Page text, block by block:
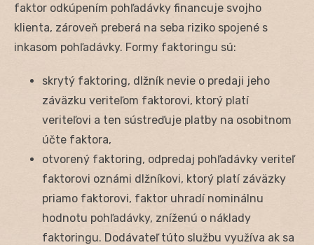
faktor odkúpením pohľadávky financuje svojho
klienta, zároveň preberá na seba riziko spojené s
inkasom pohľadávky. Formy faktoringu sú:
skrytý faktoring, dlžník nevie o predaji jeho
záväzku veriteľom faktorovi, ktorý platí
veriteľovi a ten sústreďuje platby na osobitnom
účte faktora,
otvorený faktoring, odpredaj pohľadávky veriteľ
faktorovi oznámi dlžníkovi, ktorý platí záväzky
priamo faktorovi, faktor uhradí nominálnu
hodnotu pohľadávky, zníženú o náklady
faktoringu. Dodávateľ túto službu využíva ak sa